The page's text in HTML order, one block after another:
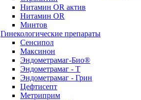
Нитамин OR актив
Нитамин OR
Минтов
Гинекологические препараты
Сенсипол
Максинон
Эндометрамаг-Био®
Эндометрамаг - Т
Эндометрамаг - Грин
Цефтисепт
Метриприм